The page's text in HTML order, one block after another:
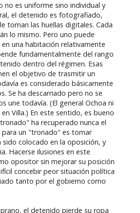
no es uniforme sino individual y
el detenido es fotografiado,
toman las huellas digitales. Cada
lo mismo. Pero uno puede
una habitación relativamente
fundamentalmente del rango
dentro del régimen. Esas
el objetivo de trasmitir un
es considerado básicamente
Se ha descarriado pero no se
une todavía. (El general Ochoa ni
Villa.) En este sentido, es bueno
ha recuperado nunca el
un "tronado" es tomar
sido colocado en la oposición, y
Hacerse ilusiones en este
opositor sin mejorar su posición
concebir peor situación política
tanto por el gobierno como
el detenido pierde su ropa